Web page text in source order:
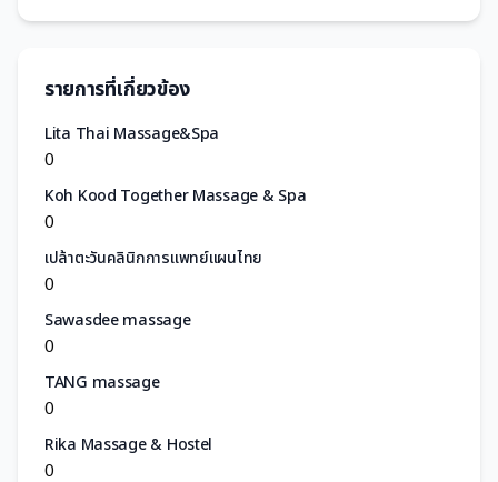
รายการที่เกี่ยวข้อง
Lita Thai Massage&Spa
0
Koh Kood Together Massage & Spa
0
เปล้าตะวันคลินิกการแพทย์แผนไทย
0
Sawasdee massage
0
TANG massage
0
Rika Massage & Hostel
0